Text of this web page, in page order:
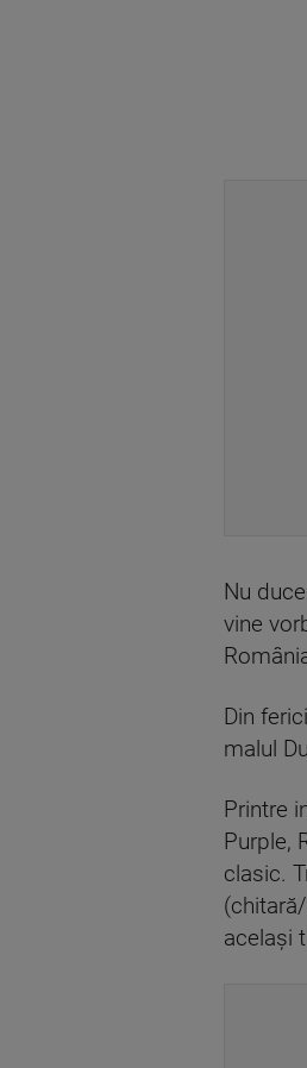
Nu
vine
Din
malul
Printre
Purple,
clasic.
același